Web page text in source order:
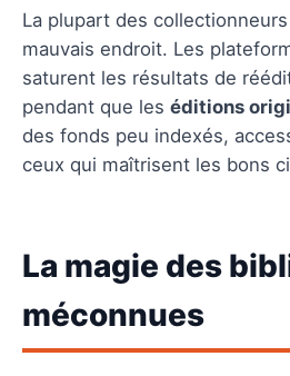
L'évasion littéraire à
Questions fréquentes
La plupart des
mauvais endroit. Les
saturent les résultats de
pendant que les éditions
des fonds peu indexés,
ceux qui maîtrisent les bons
La magie des
méconnues